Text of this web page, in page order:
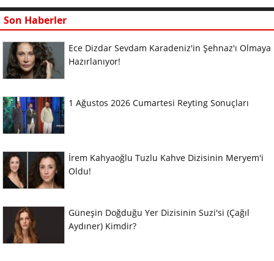
Son Haberler
Ece Dizdar Sevdam Karadeniz'in Şehnaz'ı Olmaya
Hazırlanıyor!
1 Ağustos 2026 Cumartesi Reyting Sonuçları
İrem Kahyaoğlu Tuzlu Kahve Dizisinin Meryem'i
Oldu!
Güneşin Doğduğu Yer Dizisinin Suzi'si (Çağıl
Aydıner) Kimdir?